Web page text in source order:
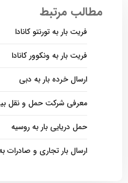
مطالب مرتبط
فریت بار به تورنتو کانادا
فریت بار به ونکوور کانادا
ارسال خرده بار به دبی
معرفی شرکت حمل و نقل بین
حمل دریایی بار به روسیه
ارسال بار تجاری و صادرات به